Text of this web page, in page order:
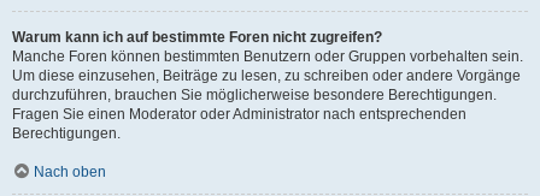
Warum kann ich auf bestimmte Foren nicht zugreifen?
Manche Foren können bestimmten Benutzern oder Gruppen vorbehalten sein.
Um diese einzusehen, Beiträge zu lesen, zu schreiben oder andere Vorgänge
durchzuführen, brauchen Sie möglicherweise besondere Berechtigungen.
Fragen Sie einen Moderator oder Administrator nach entsprechenden
Berechtigungen.
Nach oben